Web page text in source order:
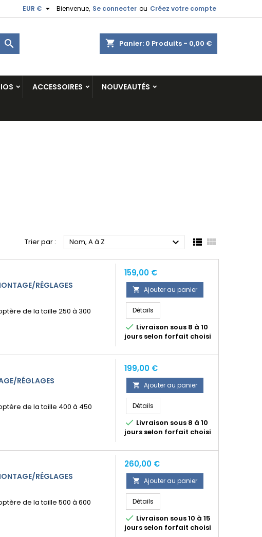
Bienvenue, Se connecter ou Créez votre compte
EUR € 
shopping_cart Panier: 0 Produits - 0,00 €

ACCESSOIRES NOUVEAUTÉS
Trier par : Nom, A à Z   
RÉGLAGES
de la taille 250 à 300
Prix
159,00 €
 Ajouter au panier
Détails
 Livraison sous 8 à 10
jours selon forfait choisi
RÉGLAGES
de la taille 400 à 450
Prix
199,00 €
 Ajouter au panier
Détails
 Livraison sous 8 à 10
jours selon forfait choisi
RÉGLAGES
de la taille 500 à 600
Prix
260,00 €
 Ajouter au panier
Détails
 Livraison sous 10 à 15
jours selon forfait choisi